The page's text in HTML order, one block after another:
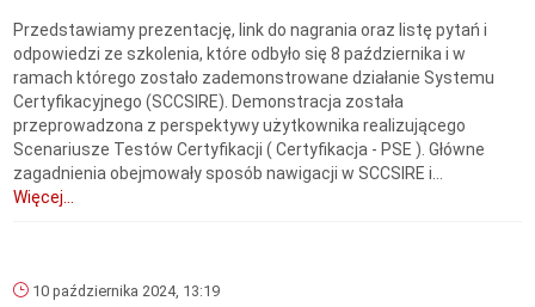
Przedstawiamy prezentację, link do nagrania oraz listę pytań i
odpowiedzi ze szkolenia, które odbyło się 8 października i w
ramach którego zostało zademonstrowane działanie Systemu
Certyfikacyjnego (SCCSIRE). Demonstracja została
przeprowadzona z perspektywy użytkownika realizującego
Scenariusze Testów Certyfikacji ( Certyfikacja - PSE ). Główne
zagadnienia obejmowały sposób nawigacji w SCCSIRE i...
Więcej...
10 października 2024, 13:19